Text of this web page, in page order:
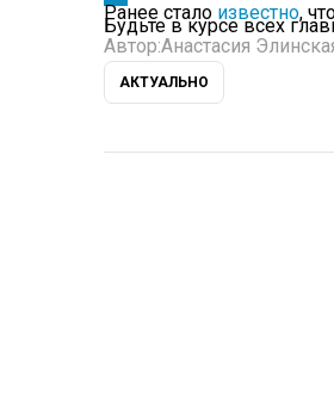
Ранее стало известно,
Будьте в курсе всех
Автор:Анастасия
АКТУАЛЬНО